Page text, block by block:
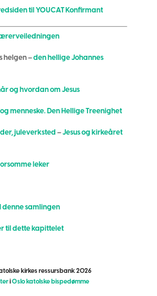
til YOUCAT Konfirmant
helgen –den hellige Johannes
og hvordan om Jesus
menneske. Den Hellige Treenighet
juleverksted –Jesus og kirkeåret
leker
samlingen
til dette kapittelet
kirkes ressursbank 2026
iOslo katolske bispedømme